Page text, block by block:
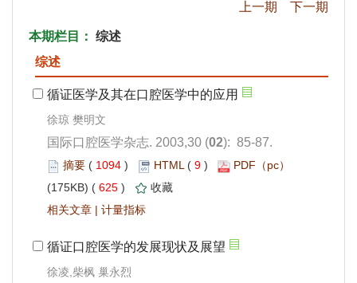
): 85-87.
1094 ) 9 )
625 )
|